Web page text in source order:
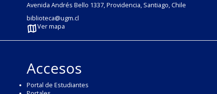
Avenida Andrés Bello 1337, Providencia, Santiago, Chile
biblioteca@ugm.cl
Ver mapa
Accesos
Portal de Estudiantes